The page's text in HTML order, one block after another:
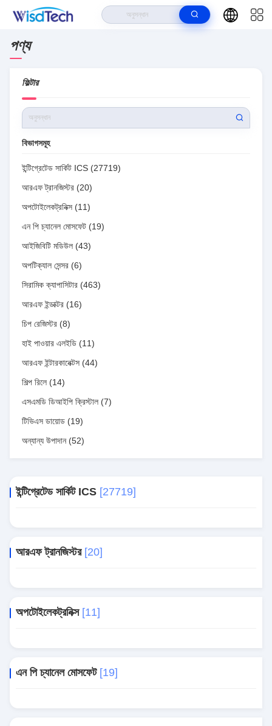
বাড়ি > পণ্য
পণ্য
ফিল্টার
বিভাগসমূহ
ইন্টিগ্রেটেড সার্কিট ICS (27719)
আরএফ ট্রানজিস্টর (20)
অপটোইলেকট্রনিক্স (11)
এন পি চ্যানেল মোসফেট (19)
আইজিবিটি মডিউল (43)
অপটিক্যাল সেন্সর (6)
সিরামিক ক্যাপাসিটার (463)
আরএফ ইন্ডাক্টর (16)
চিপ রেজিস্টর (8)
হাই পাওয়ার এলইডি (11)
আরএফ ইন্টারকানেক্টস (44)
শিল্প রিলে (14)
এসএমডি ডিআইপি ক্রিস্টাল (7)
টিভিএস ডায়োড (19)
অন্যান্য উপাদান (52)
ইন্টিগ্রেটেড সার্কিট ICS [27719]
আরএফ ট্রানজিস্টর [20]
অপটোইলেকট্রনিক্স [11]
এন পি চ্যানেল মোসফেট [19]